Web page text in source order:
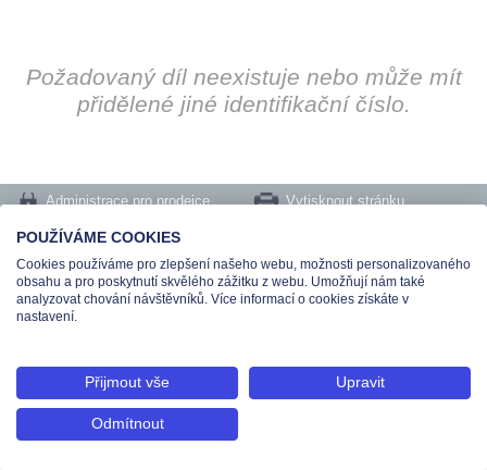
Požadovaný díl neexistuje nebo může mít
přidělené jiné identifikační číslo.
Administrace pro prodejce
Vytisknout stránku
Nastavení cookies
Tel.: +420 491 519 500 | E-mail: helpdesk@teas.cz | Provozovna: tř. T.Bati 299,
763 02 Zlín
© 2026 Teas spol. s r. o., Platnéřská 88/9, 110 00 Praha 1 - Staré Město, IČO:
48906565, DIČ: CZ699008048, Zapsána v OR vedeném u Městského soudu v
POUŽÍVÁME COOKIES
Cookies používáme pro zlepšení našeho webu, možnosti personalizovaného
obsahu a pro poskytnutí skvělého zážitku z webu. Umožňují nám také
analyzovat chování návštěvníků. Více informací o cookies získáte v
nastavení.
Přijmout vše Upravit
Odmítnout